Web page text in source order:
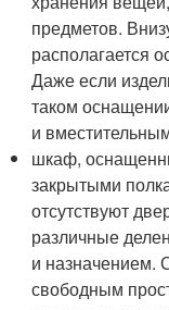
предметов.
располагается
Даже если
таком
и
шкаф,
закрытыми
отсутствуют
различные
и назначением.
свободным